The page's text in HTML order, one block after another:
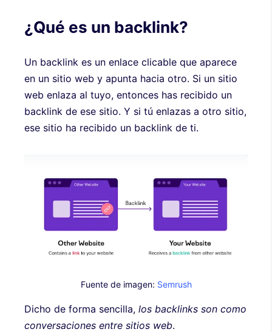
¿Qué es un backlink?
Un backlink es un enlace clicable que aparece
en un sitio web y apunta hacia otro. Si un sitio
web enlaza al tuyo, entonces has recibido un
backlink de ese sitio. Y si tú enlazas a otro sitio,
ese sitio ha recibido un backlink de ti.
Fuente de imagen: Semrush
Dicho de forma sencilla, los backlinks son como
conversaciones entre sitios web.